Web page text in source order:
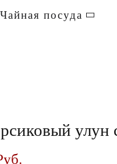
Чайная посуда
улун